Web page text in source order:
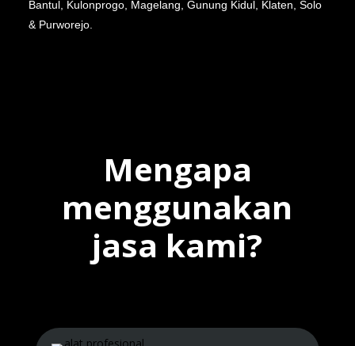
Bantul, Kulonprogo, Magelang, Gunung Kidul, Klaten, Solo
& Purworejo.
Mengapa
menggunakan
jasa kami?